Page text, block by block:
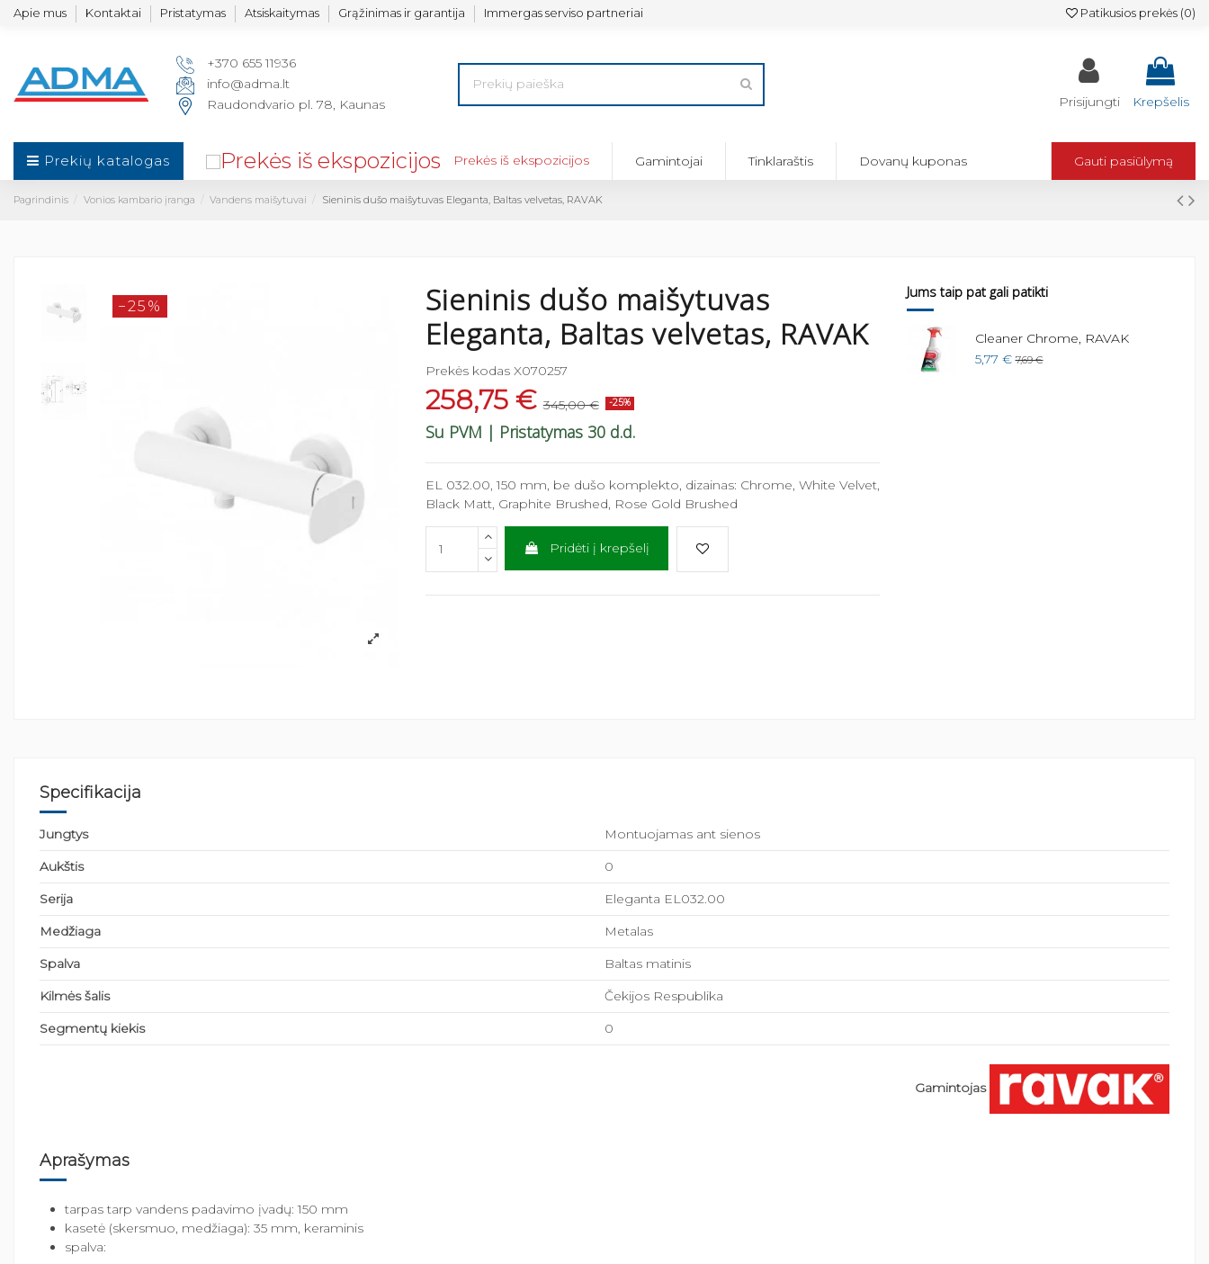
Apie mus Kontaktai Pristatymas Atsiskaitymas Grąžinimas ir garantija Immergas serviso partneriai Patikusios prekės (0)
+370 655 11936
info@adma.lt
Raudondvario pl. 78, Kaunas
Prisijungti Krepšelis
Prekių katalogas Prekės iš ekspozicijos Gamintojai Tinklaraštis Dovanų kuponas Gauti pasiūlymą
Pagrindinis Vonios kambario įranga Vandens maišytuvai Sieninis dušo maišytuvas Eleganta, Baltas velvetas, RAVAK
−25%
Sieninis dušo maišytuvas
Eleganta, Baltas velvetas, RAVAK
Prekės kodas X070257
258,75 € 345,00 € -25%
Su PVM | Pristatymas 30 d.d.
EL 032.00, 150 mm, be dušo komplekto, dizainas: Chrome, White Velvet,
Black Matt, Graphite Brushed, Rose Gold Brushed
Pridėti į krepšelį
Jums taip pat gali patikti
Cleaner Chrome, RAVAK
5,77 € 7,69 €
Specifikacija
Jungtys
Montuojamas ant sienos
Aukštis
0
Serija
Eleganta EL032.00
Medžiaga
Metalas
Spalva
Baltas matinis
Kilmės šalis
Čekijos Respublika
Segmentų kiekis
0
Gamintojas
Aprašymas
tarpas tarp vandens padavimo įvadų: 150 mm
kasetė (skersmuo, medžiaga): 35 mm, keraminis
spalva: